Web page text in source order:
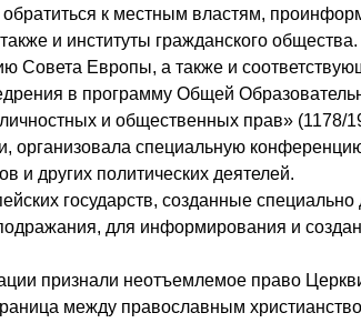
к местным властям,
и институты гражданского общества.
Совета Европы, а также и
в программу Общей
и общественных прав» (1178/
организовала специальную
и других политических деятелей.
государств, созданные специально
для информирования и
признали неотъемлемое право
между православным